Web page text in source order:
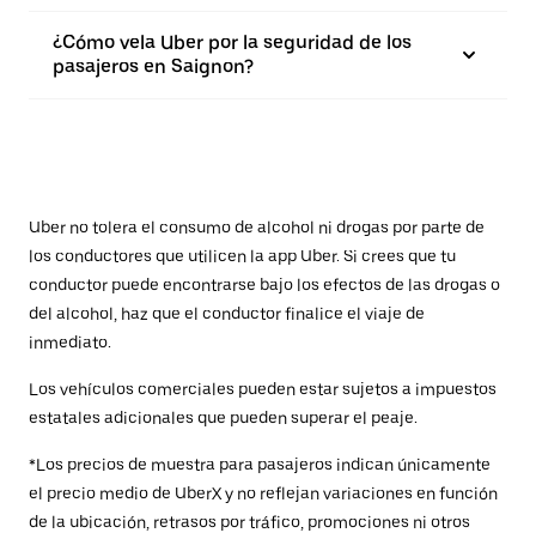
¿Cómo vela Uber por la seguridad de los
pasajeros en Saignon?
Uber no tolera el consumo de alcohol ni drogas por parte de
los conductores que utilicen la app Uber. Si crees que tu
conductor puede encontrarse bajo los efectos de las drogas o
del alcohol, haz que el conductor finalice el viaje de
inmediato.
Los vehículos comerciales pueden estar sujetos a impuestos
estatales adicionales que pueden superar el peaje.
*Los precios de muestra para pasajeros indican únicamente
el precio medio de UberX y no reflejan variaciones en función
de la ubicación, retrasos por tráfico, promociones ni otros